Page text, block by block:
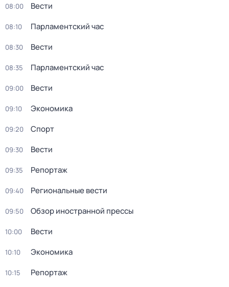
08:00 Вести
08:10 Парламентский час
08:30 Вести
08:35 Парламентский час
09:00 Вести
09:10 Экономика
09:20 Спорт
09:30 Вести
09:35 Репортаж
09:40 Региональные вести
09:50 Обзор иностранной прессы
10:00 Вести
10:10 Экономика
10:15 Репортаж